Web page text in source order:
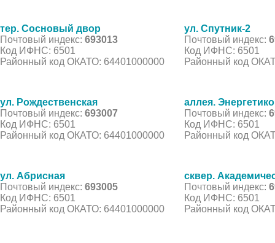
тер. Сосновый двор
Почтовый индекс: 693013
Код ИФНС: 6501
Районный код ОКАТО: 64401000000
ул. Спутник-2
Почтовый индекс:
Код ИФНС: 6501
Районный код
ул. Рождественская
Почтовый индекс: 693007
Код ИФНС: 6501
Районный код ОКАТО: 64401000000
аллея.
Почтовый индекс:
Код ИФНС: 6501
Районный код
ул. Абрисная
Почтовый индекс: 693005
Код ИФНС: 6501
Районный код ОКАТО: 64401000000
сквер.
Почтовый индекс:
Код ИФНС: 6501
Районный код